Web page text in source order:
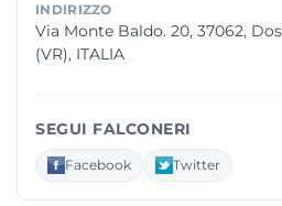
INDIRIZZO
Via Monte Baldo. 20, 37062,
(VR), ITALIA
SEGUI FALCONERI
Facebook Twitter